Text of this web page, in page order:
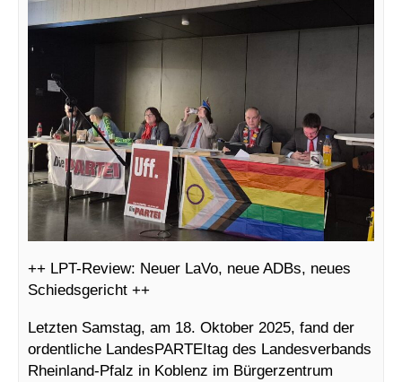
++ LPT-Review: Neuer LaVo, neue ADBs, neues
Schiedsgericht ++
Letzten Samstag, am 18. Oktober 2025, fand der
ordentliche LandesPARTEItag des Landesverbands
Rheinland-Pfalz in Koblenz im Bürgerzentrum